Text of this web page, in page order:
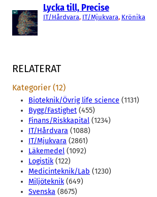
Lycka till, Precise
IT/Hårdvara, IT/Mjukvara, Krönika
RELATERAT
Kategorier (12)
Bioteknik/Övrig life science (1131)
Bygg/Fastighet (455)
Finans/Riskkapital (1234)
IT/Hårdvara (1088)
IT/Mjukvara (2861)
Läkemedel (1092)
Logistik(122)
Medicinteknik/Lab (1230)
Miljöteknik(649)
Svenska (8675)